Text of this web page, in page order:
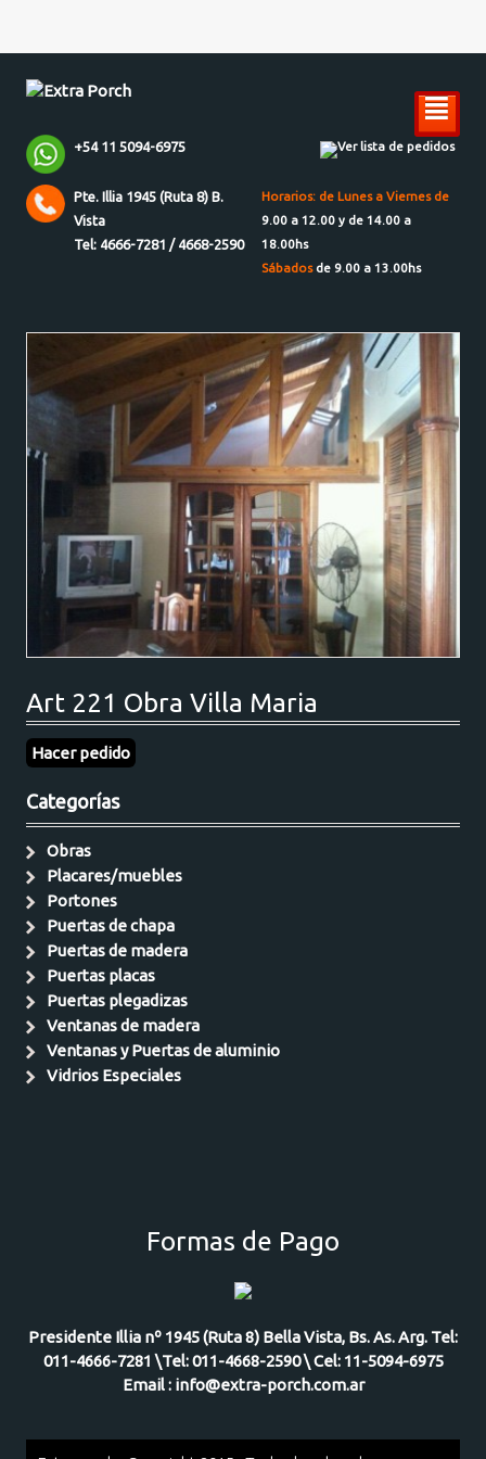
²
+54 11 5094-6975 Ver lista de pedidos
Pte. Illia 1945 (Ruta 8) B.
Vista
Tel: 4666-7281 / 4668-2590
Horarios: de Lunes a Viernes de
9.00 a 12.00 y de 14.00 a
18.00hs
Sábadosde 9.00 a 13.00hs
Art 221 Obra Villa Maria
Hacer pedido
Categorías
Obras
Placares/muebles
Portones
Puertas de chapa
Puertas de madera
Puertas placas
Puertas plegadizas
Ventanas de madera
Ventanas y Puertas de aluminio
Vidrios Especiales
Formas de Pago
Presidente Illia nº 1945 (Ruta 8) Bella Vista, Bs. As. Arg. Tel:
011-4666-7281 \Tel: 011-4668-2590 \ Cel: 11-5094-6975
Email : info@extra-porch.com.ar